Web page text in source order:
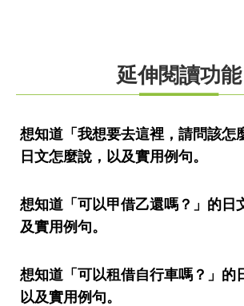
延伸閱讀功能
想知道「我想要去這裡，請問該怎
日文怎麼說，以及實用例句。
想知道「可以甲借乙還嗎？」的日
及實用例句。
想知道「可以租借自行車嗎？」的
以及實用例句。